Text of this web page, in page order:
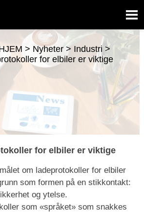

> Nyheter> Industri >
for elbiler er viktige
for elbiler er viktige
om ladeprotokoller for elbiler
som formen på en stikkontakt:
og ytelse.
som «språket» som snakkes